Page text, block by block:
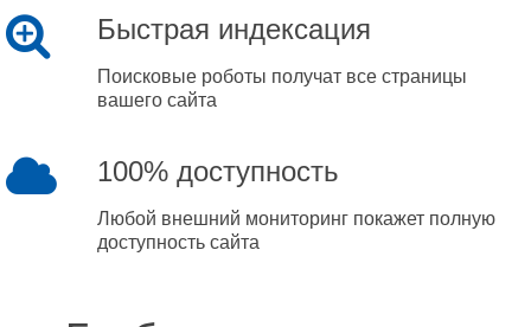
Быстрая индексация
Поисковые роботы получат все страницы
вашего сайта
100% доступность
Любой внешний мониторинг покажет полную
доступность сайта